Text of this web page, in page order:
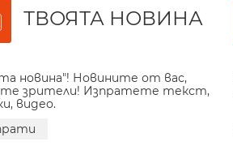
ТВОЯТА НОВИНА
новина"! Новините от вас,
зрители! Изпратете текст,
видео.